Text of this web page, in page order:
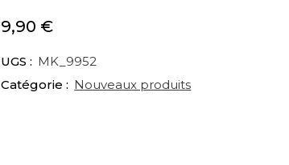
9,90 €
UGS : MK_9952
Catégorie : Nouveaux produits